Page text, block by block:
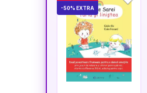
-50% EXTRA